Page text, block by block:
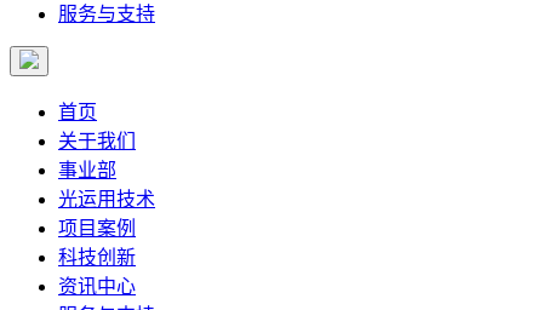
服务与支持
首页
关于我们
事业部
光运用技术
项目案例
科技创新
资讯中心